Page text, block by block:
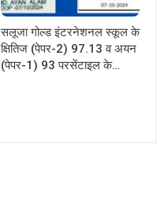
सलूजा गोल्ड इंटरनेशनल स्कूल के
क्षितिज (पेपर-2) 97.13 व अयन
(पेपर-1) 93 परसेंटाइल के…